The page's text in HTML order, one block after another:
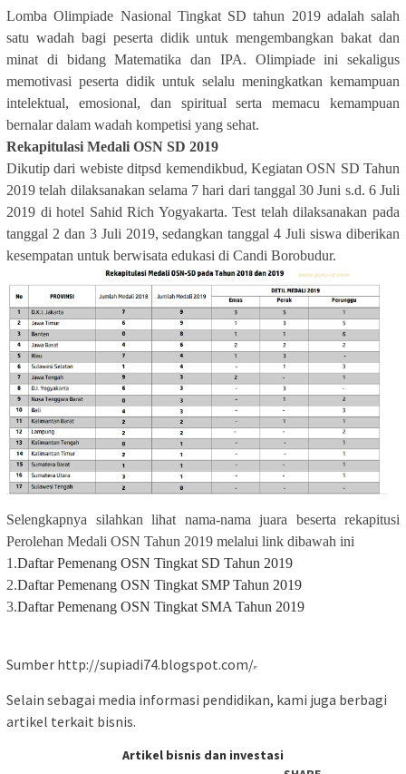
Lomba Olimpiade Nasional Tingkat SD tahun 2019 adalah salah
satu wadah bagi peserta didik untuk mengembangkan bakat dan
minat di bidang Matematika dan IPA. Olimpiade ini sekaligus
memotivasi peserta didik untuk selalu meningkatkan kemampuan
intelektual, emosional, dan spiritual serta memacu kemampuan
bernalar dalam wadah kompetisi yang sehat.
Rekapitulasi Medali OSN SD 2019
Dikutip dari webiste ditpsd kemendikbud, Kegiatan OSN SD Tahun
2019 telah dilaksanakan selama 7 hari dari tanggal 30 Juni s.d. 6 Juli
2019 di hotel Sahid Rich Yogyakarta. Test telah dilaksanakan pada
tanggal 2 dan 3 Juli 2019, sedangkan tanggal 4 Juli siswa diberikan
kesempatan untuk berwisata edukasi di Candi Borobudur.
Selengkapnya silahkan lihat nama-nama juara beserta rekapitusi
Perolehan Medali OSN Tahun 2019 melalui link dibawah ini
1.Daftar Pemenang OSN Tingkat SD Tahun 2019
2.Daftar Pemenang OSN Tingkat SMP Tahun 2019
3.Daftar Pemenang OSN Tingkat SMA Tahun 2019
Sumber http://supiadi74.blogspot.com/
Selain sebagai media informasi pendidikan, kami juga berbagi
artikel terkait bisnis.
Artikel bisnis dan investasi